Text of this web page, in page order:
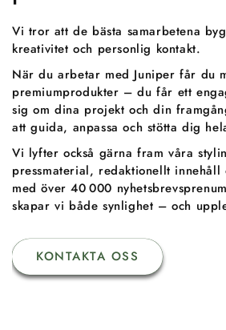
Vi tror att de bästa samarbetena
kreativitet och personlig kontakt.
När du arbetar med Juniper får du
premiumprodukter – du får ett
sig om dina projekt och din
att guida, anpassa och stötta dig
Vi lyfter också gärna fram våra
pressmaterial, redaktionellt innehåll
med över 40 000
skapar vi både synlighet – och
KONTAKTA OSS